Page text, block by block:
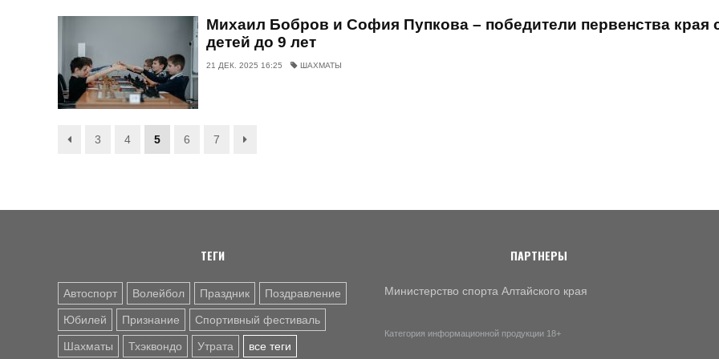
Михаил Бобров и София Пупкова – победители первенства края
детей до 9 лет
21 ДЕК. 2025 16:25 ШАХМАТЫ
3 4 5 6 7
ТЕГИ
Автоспорт Волейбол Праздник Поздравление
Юбилей Признание Спортивный фестиваль
Шахматы Тхэквондо Утрата все теги
ПАРТНЕРЫ
Министерство спорта Алтайского края
Категория информационной продукции 18+